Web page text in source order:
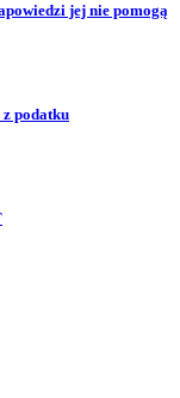
jej nie pomogą
podatku